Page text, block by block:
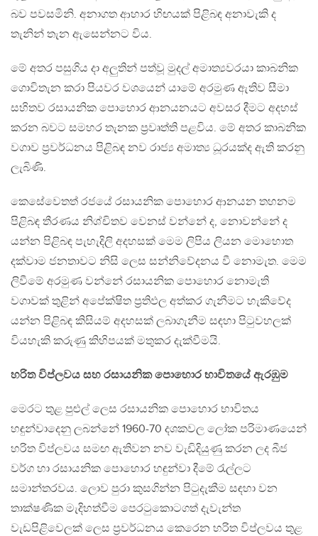
බව පවසමිනි. අනාගත ආහාර හිඟයක් පිළිබඳ අනාවැකි ද
තැනින් තැන ඇසෙන්නට විය.
මේ අතර පසුගිය දා අලුතින් පත්වූ මුදල් අමාත්‍යවරයා කාබනික
ගොවිතැන කරා පියවර වශයෙන් යාමේ අරමුණ ඇතිව සීමා
සහිතව රසායනික පොහොර ආනයනයට අවසර දීමට අදහස්
කරන බවට සමහර තැනක ප්‍රවෘත්ති පළවිය. මේ අතර කාබනික
වගාව ප්‍රවර්ධනය පිළිබඳ නව රාජ්‍ය අමාත්‍ය ධූරයක්ද ඇති කරනු
ලැබිණි.
කෙසේවෙතත් රජයේ රසායනික පොහොර ආනයන තහනම
පිළිබඳ තීරණය නිශ්චිතව වෙනස් වන්නේ ද, නොවන්නේ ද
යන්න පිළිබඳ පැහැදිලි අදහසක් මෙම ලිපිය ලියන මොහොත
දක්වාම ජනතාවට නිසි ලෙස සන්නිවේදනය වී නොමැත. මෙම
ලිවීමේ අරමුණ වන්නේ රසායනික පොහොර නොමැති
වගාවක් තුළින් අපේක්ෂිත ප්‍රතිඵල අත්කර ගැනීමට හැකිවේද
යන්න පිළිබඳ කිසියම් අදහසක් ලබාගැනීම සඳහා පිටුවහලක්
වියහැකි කරුණු කිහිපයක් මතුකර දැක්වීමයි.
හරිත විප්ලවය සහ රසායනික පොහොර භාවිතයේ ඇරඹුම
මෙරට තුළ පුළුල් ලෙස රසායනික පොහොර භාවිතය
හඳුන්වාදෙනු ලබන්නේ 1960-70 දශකවල ලෝක පරිමාණයෙන්
හරිත විප්ලවය සමඟ ඇතිවන නව වැඩිදියුණු කරන ලද බීජ
වර්ග හා රසායනික පොහොර හඳුන්වා දීමේ රැල්ලට
සමාන්තරවය. ලොව පුරා කුසගින්න පිටුදැකීම සඳහා වන
තාක්ෂණික මැදිහත්වීම පෙරටුකොටගත් දැවැන්ත
වැඩපිළිවෙලක් ලෙස ප්‍රවර්ධනය කෙරෙන හරිත විප්ලවය තුළ